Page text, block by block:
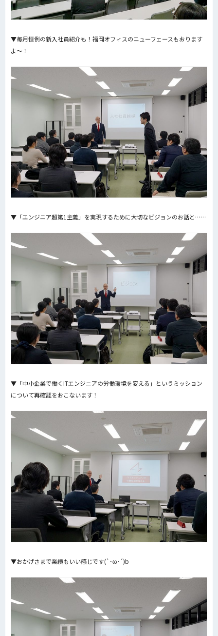
▼毎月恒例の新入社員紹介も！福岡オフィスのニューフェースもおります
よ〜！
▼「エンジニア超第1主義」を実現するために大切なビジョンのお話と……
▼「中小企業で働くITエンジニアの労働環境を変える」というミッション
について再確認をおこないます！
▼おかげさまで業績もいい感じです(`･ω･´)b